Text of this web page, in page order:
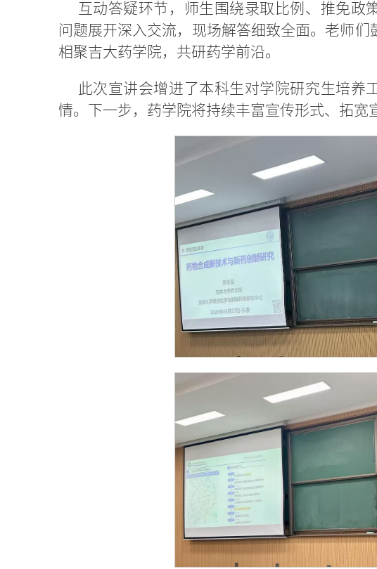
互动答疑环节，师生围绕录取比例、推免政
问题展开深入交流，现场解答细致全面。老师
相聚吉大药学院，共研药学前沿。
此次宣讲会增进了本科生对学院研究生培养
情。下一步，药学院将持续丰富宣传形式、拓宽